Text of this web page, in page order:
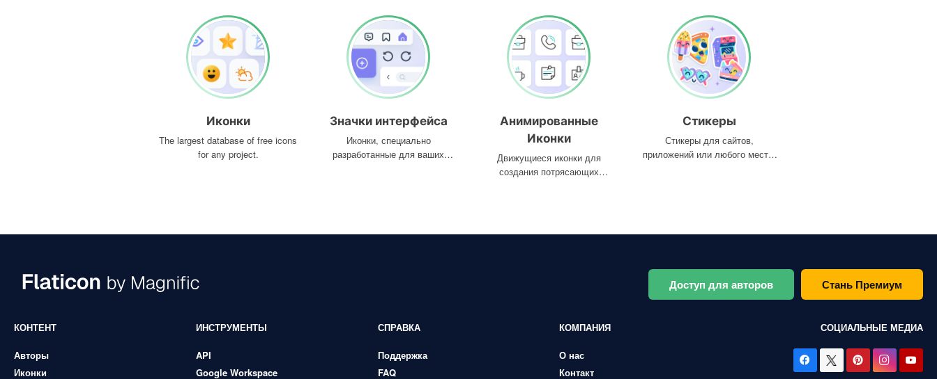
Иконки
The largest database of free icons
for any project.
Значки интерфейса
Иконки, специально
разработанные для ваших
Анимированные
Иконки
Движущиеся иконки для
создания потрясающих
Стикеры
Стикеры для сайтов,
приложений или любого места,
Доступ для авторов Стань Премиум
КОНТЕНТ
Авторы
Иконки
ИНСТРУМЕНТЫ
API
Google Workspace
СПРАВКА
Поддержка
FAQ
КОМПАНИЯ
О нас
Контакт
СОЦИАЛЬНЫЕ МЕДИА